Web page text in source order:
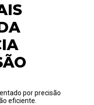
por precisão
eficiente.